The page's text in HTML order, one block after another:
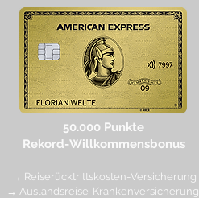
50.000 Punkte
Rekord-Willkommensbonus
→ Reiserücktrittskosten-Versicherung
→ Auslandsreise-Krankenversicherung